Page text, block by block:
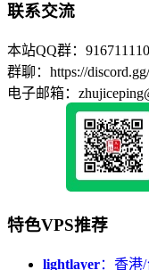
联系交流
本站QQ群：916711110
群聊：https://
电子邮箱：
特色VPS推荐
lightlayer：香港